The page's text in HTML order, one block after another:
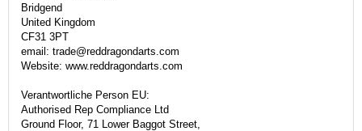
Bridgend
United Kingdom
CF31 3PT
email: trade@reddragondarts.com
Website: www.reddragondarts.com
Verantwortliche Person EU:
Authorised Rep Compliance Ltd
Ground Floor, 71 Lower Baggot Street,